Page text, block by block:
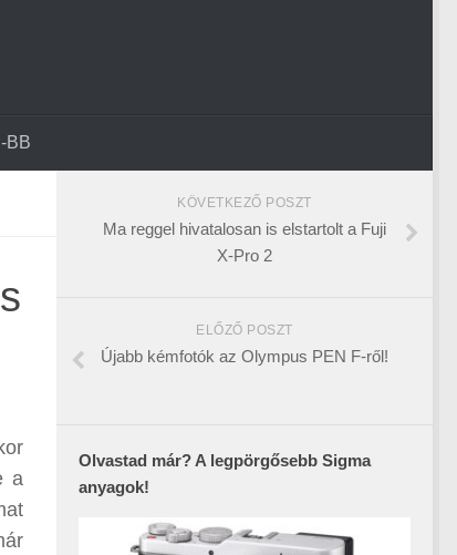
BB
a
KÖVETKEZŐ POSZT
Ma reggel hivatalosan is elstartolt a Fuji
X-Pro 2
ELŐZŐ POSZT
Újabb kémfotók az Olympus PEN F-ről!
Olvastad már? A legpörgősebb Sigma
anyagok!